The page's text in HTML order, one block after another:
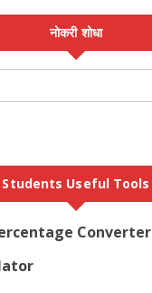
नोकरी शोधा
Students Useful Tools
Converter